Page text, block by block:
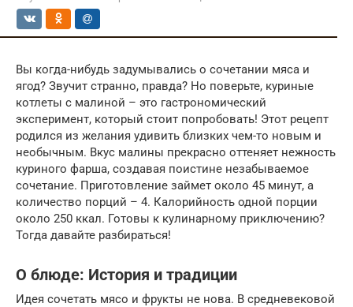
Вы когда-нибудь задумывались о сочетании мяса и
ягод? Звучит странно, правда? Но поверьте, куриные
котлеты с малиной – это гастрономический
эксперимент, который стоит попробовать! Этот рецепт
родился из желания удивить близких чем-то новым и
необычным. Вкус малины прекрасно оттеняет нежность
куриного фарша, создавая поистине незабываемое
сочетание. Приготовление займет около 45 минут, а
количество порций – 4. Калорийность одной порции
около 250 ккал. Готовы к кулинарному приключению?
Тогда давайте разбираться!
О блюде: История и традиции
Идея сочетать мясо и фрукты не нова. В средневековой